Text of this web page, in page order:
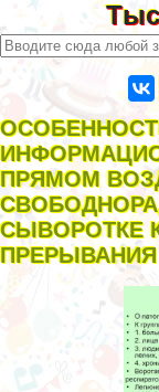
ПРЯМОМ
СЫВОРОТКЕ